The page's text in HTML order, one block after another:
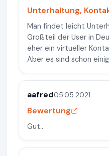
Unterhaltung,
Man findet leicht
Großteil der User in
eher ein virtueller
Aber es sind schon
aafred05.05.2021
Bewertung
Gut..